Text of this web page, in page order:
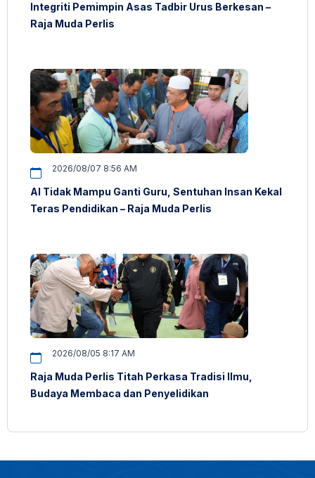
Integriti Pemimpin Asas Tadbir Urus Berkesan –
Raja Muda Perlis
2026/08/07 8:56 AM
AI Tidak Mampu Ganti Guru, Sentuhan Insan Kekal
Teras Pendidikan – Raja Muda Perlis
2026/08/05 8:17 AM
Raja Muda Perlis Titah Perkasa Tradisi Ilmu,
Budaya Membaca dan Penyelidikan